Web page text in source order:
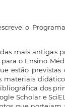
o
mais antigas
o Ensino
estão
materiais
dos
Scholar e